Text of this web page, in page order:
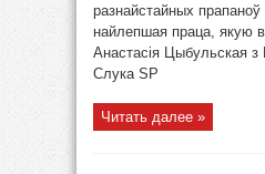
разнайстайных
найлепшая праца, якую
Анастасія Цыбульская з
Слука SP
Читать далее »